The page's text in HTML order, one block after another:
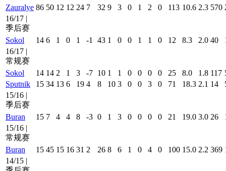
Zauralye 86 50 12 12 24 7 32 9 3 0 1 2 0 113 10.6 2.3 570
16/17 |
季后赛
Sokol
14 6 1 0 1 -1 43 1 0 0 1 1 0 12 8.3 2.0 40
16/17 |
常规赛
Sokol
14 14 2 1 3 -7 10 1 1 0 0 0 0 25 8.0 1.8 117
Sputnik
15 34 13 6 19 4 8 10 3 0 0 3 0 71 18.3 2.1 14
15/16 |
季后赛
Buran
15 7 4 4 8 -3 0 1 3 0 0 0 0 21 19.0 3.0 26
15/16 |
常规赛
Buran
15 45 15 16 31 2 26 8 6 1 0 4 0 100 15.0 2.2 369
14/15 |